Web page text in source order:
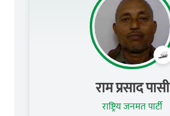
राम प्रसाद पासी
राष्ट्रिय जनमत पार्टी